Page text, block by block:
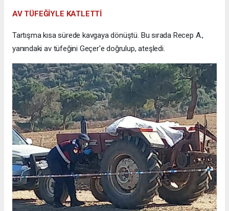
AV TÜFEĞİYLE KATLETTİ
Tartışma kısa sürede kavgaya dönüştü. Bu sırada Recep A.,
yanındaki av tüfeğini Geçer'e doğrulup, ateşledi.